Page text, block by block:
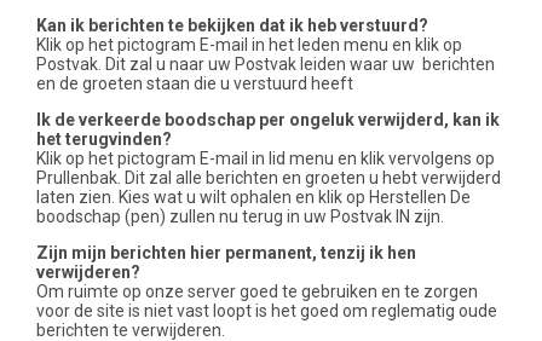
Kan ik berichten te bekijken dat ik heb verstuurd?
Klik op het pictogram E-mail in het leden menu en klik op
Postvak. Dit zal u naar uw Postvak leiden waar uw berichten
en de groeten staan die u verstuurd heeft
Ik de verkeerde boodschap per ongeluk verwijderd, kan ik
het terugvinden?
Klik op het pictogram E-mail in lid menu en klik vervolgens op
Prullenbak. Dit zal alle berichten en groeten u hebt verwijderd
laten zien. Kies wat u wilt ophalen en klik op Herstellen De
boodschap (pen) zullen nu terug in uw Postvak IN zijn.
Zijn mijn berichten hier permanent, tenzij ik hen
verwijderen?
Om ruimte op onze server goed te gebruiken en te zorgen
voor de site is niet vast loopt is het goed om reglematig oude
berichten te verwijderen.